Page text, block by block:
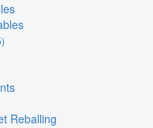
Reballing